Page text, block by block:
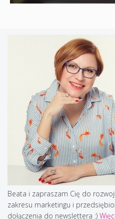
Beata i zapraszam Cię do
zakresu marketingu i
dołączenia do newslettera :)